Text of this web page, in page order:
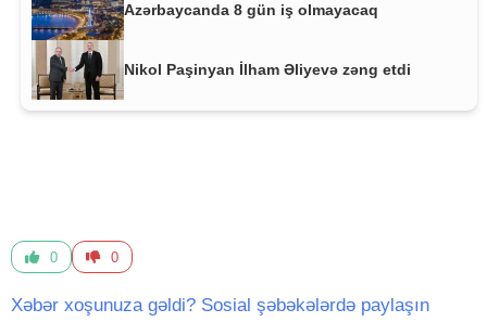
Azərbaycanda 8 gün iş olmayacaq
Nikol Paşinyan İlham Əliyevə zəng etdi
0 0
Xəbər xoşunuza gəldi? Sosial şəbəkələrdə paylaşın